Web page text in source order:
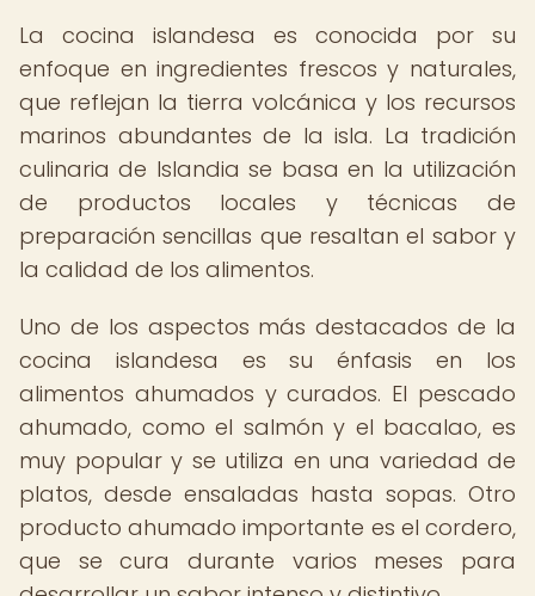
La cocina islandesa es conocida por su
enfoque en ingredientes frescos y naturales,
que reflejan la tierra volcánica y los recursos
marinos abundantes de la isla. La tradición
culinaria de Islandia se basa en la utilización
de productos locales y técnicas de
preparación sencillas que resaltan el sabor y
la calidad de los alimentos.
Uno de los aspectos más destacados de la
cocina islandesa es su énfasis en los
alimentos ahumados y curados. El pescado
ahumado, como el salmón y el bacalao, es
muy popular y se utiliza en una variedad de
platos, desde ensaladas hasta sopas. Otro
producto ahumado importante es el cordero,
que se cura durante varios meses para